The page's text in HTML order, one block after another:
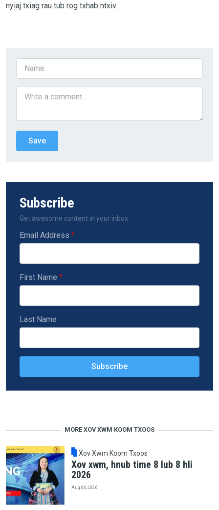
nyiaj txiag rau tub rog txhab ntxiv.
Subscribe
Get awesome content in your inbox.
Email Address
First Name
Last Name
MORE XOV XWM KOOM TXOOS
Xov Xwm Koom Txoos
Xov xwm, hnub time 8 lub 8 hli
2026
Aug 08, 2026